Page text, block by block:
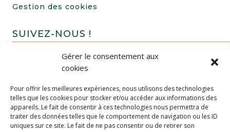
Gérer le consentement aux
cookies
Pour offrir les meilleures expériences, nous utilisons des technologies
telles que les cookies pour stocker et/ou accéder aux informations des
appareils. Le fait de consentir à ces technologies nous permettra de
traiter des données telles que le comportement de navigation ou les ID
uniques sur ce site. Le fait de ne pas consentir ou de retirer son
Gestion des cookies
SUIVEZ-NOUS !